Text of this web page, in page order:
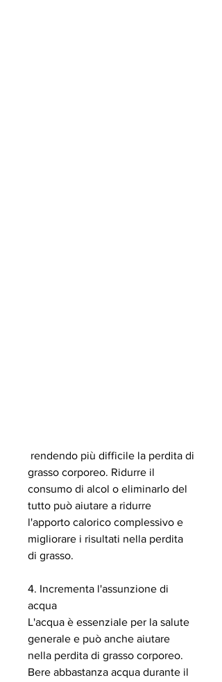
grasso corporeo. Ridurre il
consumo di alcol o eliminarlo del
tutto può aiutare a ridurre
l'apporto calorico complessivo e
migliorare i risultati nella perdita
di grasso.
4. Incrementa l'assunzione di
acqua
L'acqua è essenziale per la salute
generale e può anche aiutare
nella perdita di grasso corporeo.
Bere abbastanza acqua durante il